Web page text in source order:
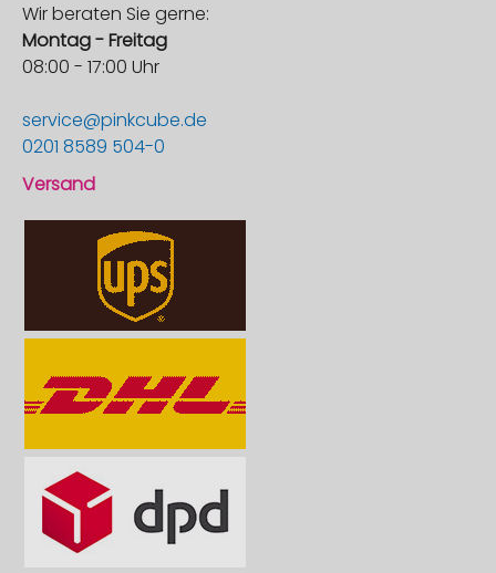
Wir beraten Sie gerne:
Montag - Freitag
08:00 - 17:00 Uhr
service@pinkcube.de
0201 8589 504-0
Versand